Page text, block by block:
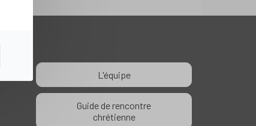
L'équipe
Guide de rencontre
chrétienne